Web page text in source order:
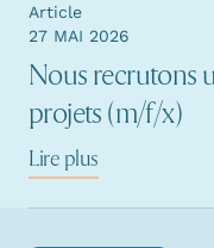
Nous recrutons
projets (m/f/x)
Article
27 MAI 2026
Lire plus